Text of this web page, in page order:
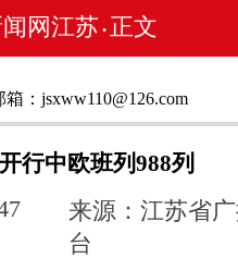
网江苏 • 正文
：jsxww110@126.com
行中欧班列988列
来源：江苏省
台